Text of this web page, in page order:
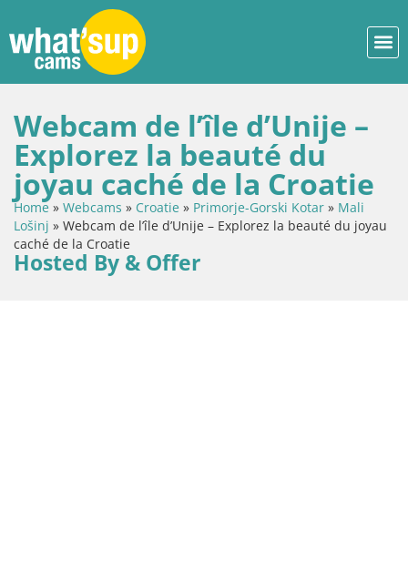
Webcam de l’île d’Unije –
Explorez la beauté du
joyau caché de la Croatie
Home » Webcams » Croatie » Primorje-Gorski Kotar » Mali
Lošinj » Webcam de l’île d’Unije – Explorez la beauté du joyau
caché de la Croatie
Hosted By & Offer